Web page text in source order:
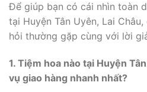
Để giúp bạn có cái nhìn toàn
tại Huyện Tân Uyên, Lai
hỏi thường gặp cùng với lời
1. Tiệm hoa nào tại Huyện
vụ giao hàng nhanh nhất?